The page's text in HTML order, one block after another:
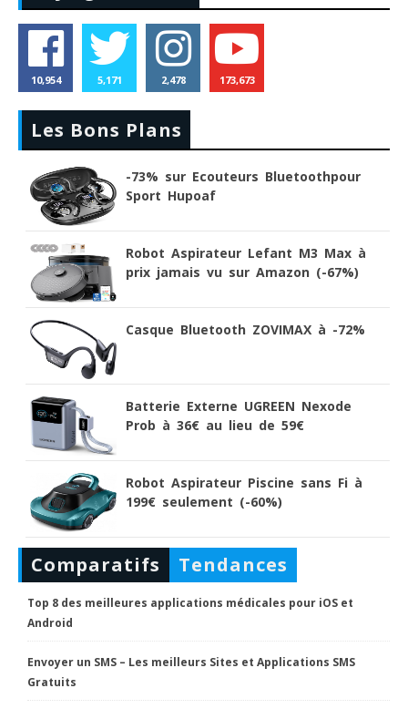
10,954 5,171 2,478 173,673
Les Bons Plans
-73% sur Ecouteurs Bluetoothpour
Sport Hupoaf
Robot Aspirateur Lefant M3 Max à
prix jamais vu sur Amazon (-67%)
Casque Bluetooth ZOVIMAX à -72%
Batterie Externe UGREEN Nexode
Prob à 36€ au lieu de 59€
Robot Aspirateur Piscine sans Fi à
199€ seulement (-60%)
Comparatifs Tendances
Top 8 des meilleures applications médicales pour iOS et
Android
Envoyer un SMS – Les meilleurs Sites et Applications SMS
Gratuits